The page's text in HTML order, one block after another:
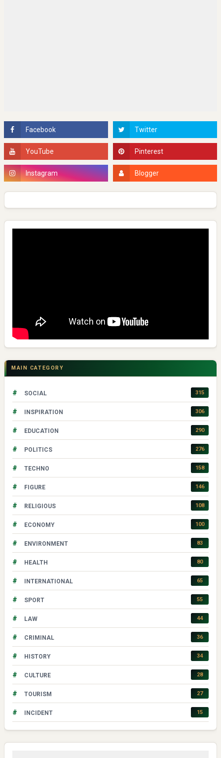
MAIN CATEGORY
# SOCIAL 315
# INSPIRATION 306
# EDUCATION 290
# POLITICS 276
# TECHNO 158
# FIGURE 146
# RELIGIOUS 108
# ECONOMY 100
# ENVIRONMENT 83
# HEALTH 80
# INTERNATIONAL 65
# SPORT 55
# LAW 44
# CRIMINAL 36
# HISTORY 34
# CULTURE 28
# TOURISM 27
# INCIDENT 15